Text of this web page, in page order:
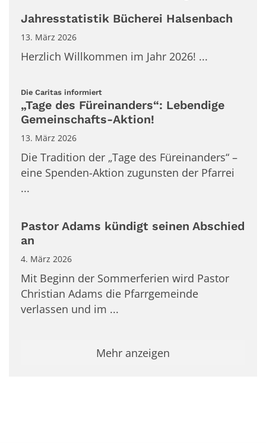
Jahresstatistik Bücherei Halsenbach
13. März 2026
Herzlich Willkommen im Jahr 2026! ...
Die Caritas informiert:
„Tage des Füreinanders“: Lebendige
Gemeinschafts-Aktion!
13. März 2026
Die Tradition der „Tage des Füreinanders“ –
eine Spenden-Aktion zugunsten der Pfarrei
...
Pastor Adams kündigt seinen Abschied
an
4. März 2026
Mit Beginn der Sommerferien wird Pastor
Christian Adams die Pfarrgemeinde
verlassen und im ...
Mehr anzeigen